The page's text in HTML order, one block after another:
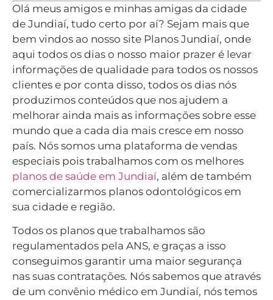
Olá meus amigos e minhas amigas da cidade
de Jundiaí, tudo certo por aí? Sejam mais que
bem vindos ao nosso site Planos Jundiaí, onde
aqui todos os dias o nosso maior prazer é levar
informações de qualidade para todos os nossos
clientes e por conta disso, todos os dias nós
produzimos conteúdos que nos ajudem a
melhorar ainda mais as informações sobre esse
mundo que a cada dia mais cresce em nosso
país. Nós somos uma plataforma de vendas
especiais pois trabalhamos com os melhores
planos de saúde em Jundiaí, além de também
comercializarmos planos odontológicos em
sua cidade e região.
Todos os planos que trabalhamos são
regulamentados pela ANS, e graças a isso
conseguimos garantir uma maior segurança
nas suas contratações. Nós sabemos que através
de um convênio médico em Jundiaí, nós temos